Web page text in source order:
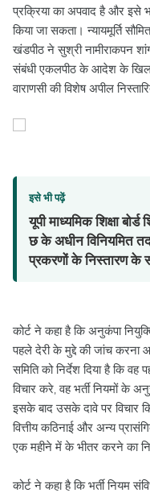
प्रक्रिया का अपवाद है और इसे
किया जा सकता। न्यायमूर्ति
खंडपीठ ने सुश्री नामीराकपन
संबंधी एकलपीठ के आदेश के खिलाफ
वाराणसी की विशेष अपील
इसे भी पढ़ें
यूपी माध्यमिक शिक्षा
छ के अधीन विनियमित
प्रकरणों के निस्तारण के
कोर्ट ने कहा है कि अनुकंपा
पहले देरी के मुद्दे की जांच करना
समिति को निर्देश दिया है कि
विचार करे, वह भर्ती नियमों के
इसके बाद उसके दावे पर विचार
वित्तीय कठिनाई और अन्य
एक महीने में के भीतर करने का
कोर्ट ने कहा है कि भर्ती नियम